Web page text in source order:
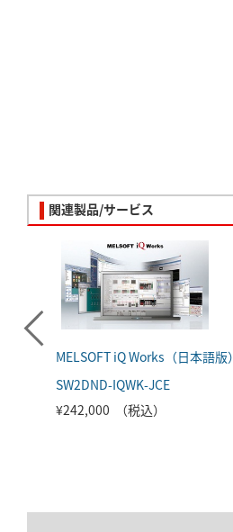
関連製品/サービス
MELSOFT iQ Works（日本語版）
SW2DND-IQWK-JCE
¥242,000 （税込）